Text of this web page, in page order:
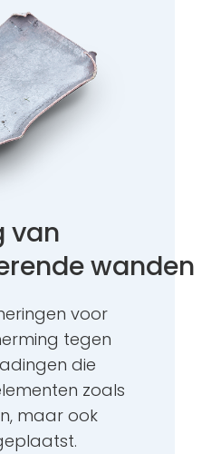
van
wanden
voor
tegen
die
zoals
maar ook